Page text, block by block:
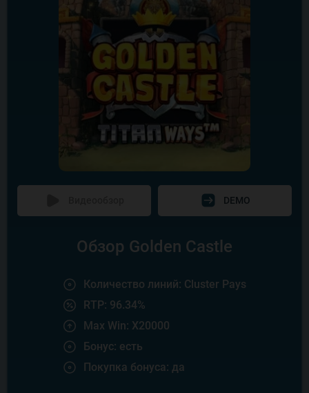
DEMO
Обзор Golden Castle
Количество линий: Cluster Pays
RTP: 96.34%
Max Win: X20000
Бонус: есть
Покупка бонуса: да